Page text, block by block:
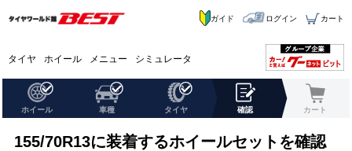
タイヤ ホイール メニュー シミュレータ
ガイド ログイン カート
ホイール 車種 タイヤ 確認 カート
155/70R13に装着するホイールセットを確認